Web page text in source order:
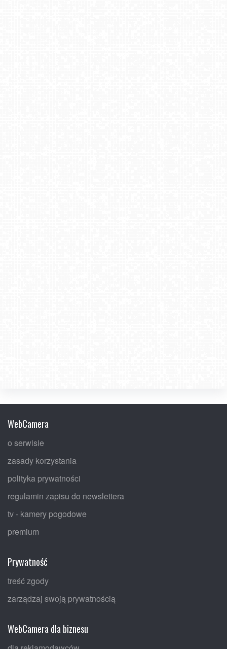
WebCamera
o serwisie
zasady korzystania
polityka prywatności
regulamin zapisu do newslettera
tv - kamery pogodowe
premium
Prywatność
treść zgody
zarządzaj swoją prywatnością
WebCamera dla biznesu